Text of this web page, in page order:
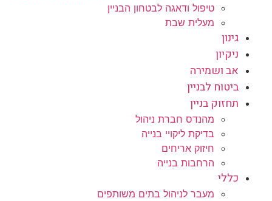
טיפול ודאגה לבטחון הבניין
מעלית שבת
גינון
ניקיון
אב ושמירה
ביטוח לבניין
תחזוק בניין
מהנדס חברת ניהול
בדיקת ליקויי בנייה
חיזוק אריחים
הרחבות בנייה
כללי
מעבר לניהול בתים משותפים